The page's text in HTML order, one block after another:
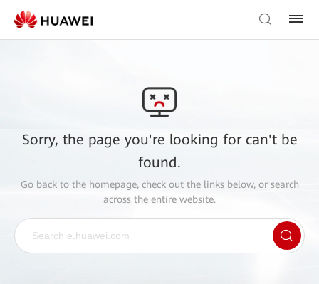
Sorry, the page you're looking for can't be
found.
Go back to the homepage, check out the links below, or search
across the entire website.